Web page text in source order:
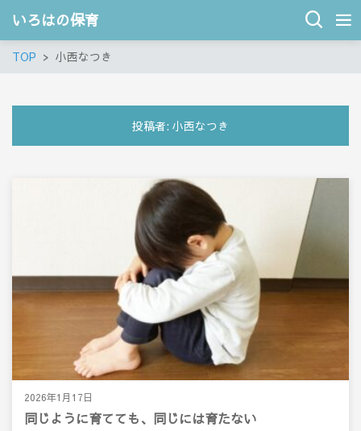
いろはの保育
TOP 小西なつき
投稿者: 小西なつき
2026年1月17日
同じように育てても、同じには育たない